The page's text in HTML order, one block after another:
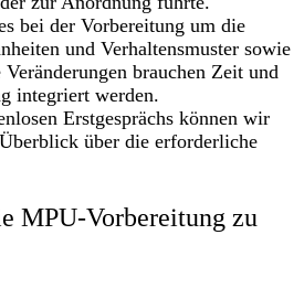
bei der Vorbereitung um die
und Verhaltensmuster sowie
brauchen Zeit und
integriert werden.
Erstgesprächs können wir
über die erforderliche
MPU-Vorbereitung zu